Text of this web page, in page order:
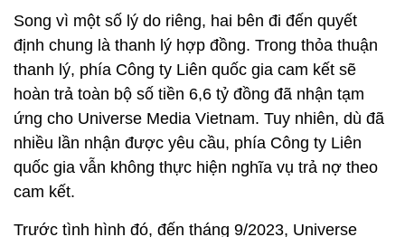
Song vì một số lý do riêng, hai bên đi đến quyết
định chung là thanh lý hợp đồng. Trong thỏa thuận
thanh lý, phía Công ty Liên quốc gia cam kết sẽ
hoàn trả toàn bộ số tiền 6,6 tỷ đồng đã nhận tạm
ứng cho Universe Media Vietnam. Tuy nhiên, dù đã
nhiều lần nhận được yêu cầu, phía Công ty Liên
quốc gia vẫn không thực hiện nghĩa vụ trả nợ theo
cam kết.
Trước tình hình đó, đến tháng 9/2023, Universe